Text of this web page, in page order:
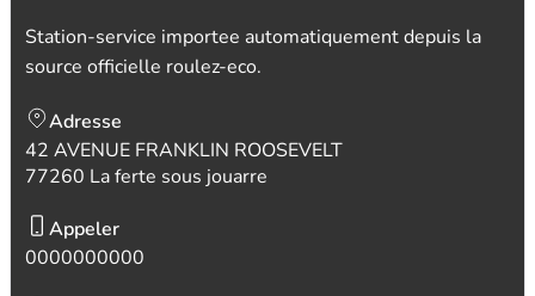
Station-service importee automatiquement depuis la
source officielle roulez-eco.
Adresse
42 AVENUE FRANKLIN ROOSEVELT
77260 La ferte sous jouarre
Appeler
0000000000